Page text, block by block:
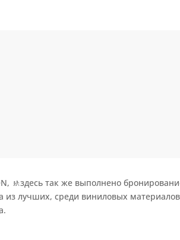
🚸здесь так же выполнено
лучших, среди виниловых